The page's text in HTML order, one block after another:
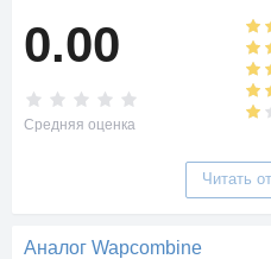
0.00
Средняя оценка
Читать
Аналог Wapcombine